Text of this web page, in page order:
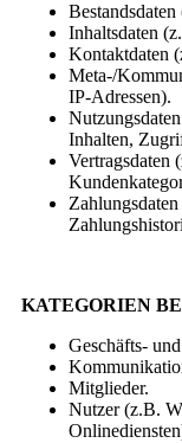
Inhaltsdaten
Kontaktdaten
Meta-/
IP-Adressen).
Inhalten,
Vertragsdaten
KATEGORIEN
Geschäfts-
Mitglieder.
Nutzer (z.B.